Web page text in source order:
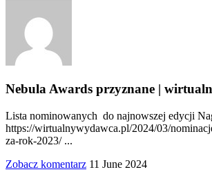
Nebula Awards przyznane |
Lista nominowanych do najnowszej edycji
https://wirtualnywydawca.pl/2024/03/
za-rok-2023/ ...
Zobacz komentarz 11 June 2024